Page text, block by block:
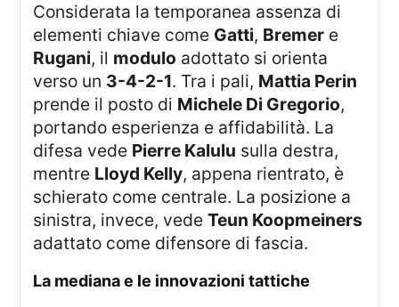
Considerata la temporanea assenza di
elementi chiave come Gatti, Bremer e
Rugani, il modulo adottato si orienta
verso un 3-4-2-1. Tra i pali, Mattia Perin
prende il posto di Michele Di Gregorio,
portando esperienza e affidabilità. La
difesa vede Pierre Kalulu sulla destra,
mentre Lloyd Kelly, appena rientrato, è
schierato come centrale. La posizione a
sinistra, invece, vedeTeun Koopmeiners
adattato come difensore di fascia.
La mediana e le innovazioni tattiche